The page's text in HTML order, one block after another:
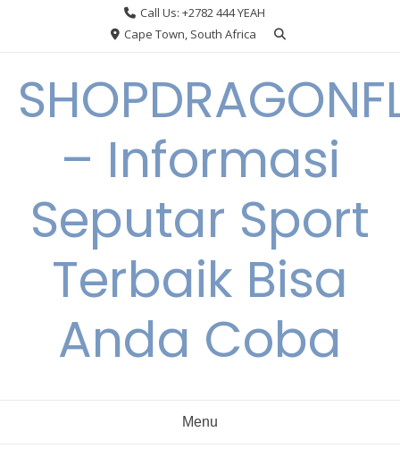
Call Us: +2782 444 YEAH
Cape Town, South Africa
– Informasi
Seputar Sport
Terbaik Bisa
Anda Coba
Menu